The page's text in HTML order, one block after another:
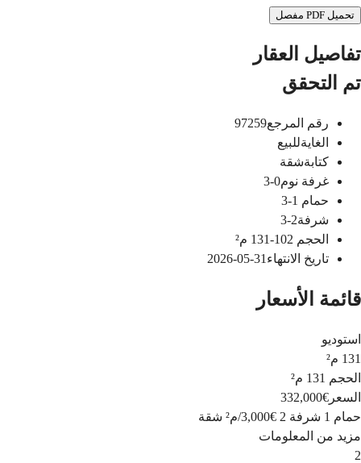
تحميل PDF مفصل
تفاصيل العقار
تم التحقق
رقم المرجع97259
الغايةللبيع
كتابةشقة
غرفة نوم0-3
حمام 1-3
شرفة2-3
الحجم 102-131
م²
تاريخ الانتهاء 31-05-2026
قائمة الأسعار
استوديو
131 م²
الحجم 131 م²
السعر €332,000
حمام 1
شرفة 2 €3,000
/م²
شقة
مزيد من المعلومات
2